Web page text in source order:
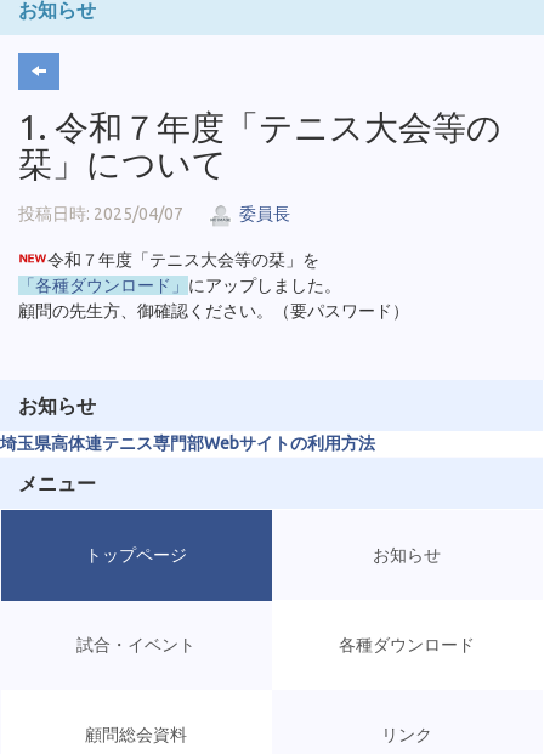
お知らせ
1. 令和７年度「テニス大会等の
栞」について
投稿日時: 2025/04/07 委員長
令和７年度「テニス大会等の栞」を
「各種ダウンロード」 にアップしました。
顧問の先生方、御確認ください。（要パスワード）
お知らせ
埼玉県高体連テニス専門部Webサイトの利用方法
メニュー
トップページ お知らせ
試合・イベント 各種ダウンロード
顧問総会資料 リンク